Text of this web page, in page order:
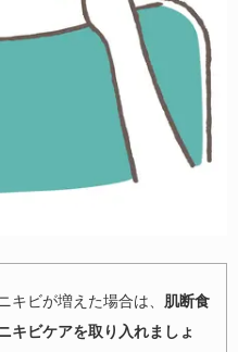
キビが増えた場合は、 肌断食
キビケアを取り入れましょ